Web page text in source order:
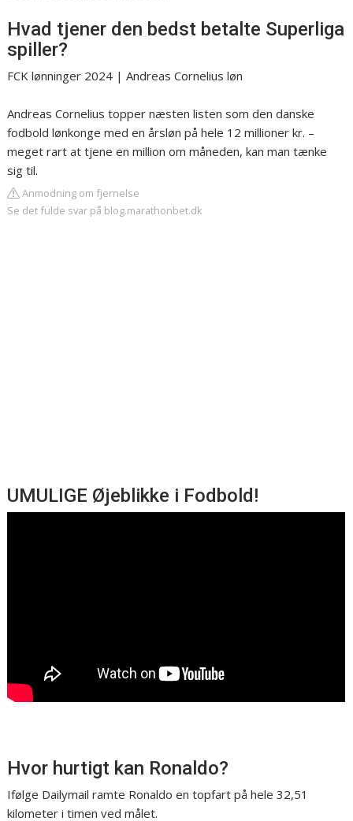
Hvad tjener den bedst betalte Superliga
spiller?
FCK lønninger 2024 | Andreas Cornelius løn
Andreas Cornelius topper næsten listen som den danske
fodbold lønkonge med en årsløn på hele 12 millioner kr. –
meget rart at tjene en million om måneden, kan man tænke
sig til.
Anmodning om fjernelse
Se det fulde svar på blog.marathonbet.dk
UMULIGE Øjeblikke i Fodbold!
Hvor hurtigt kan Ronaldo?
Ifølge Dailymail ramte Ronaldo en topfart på hele 32,51
kilometer i timen ved målet.